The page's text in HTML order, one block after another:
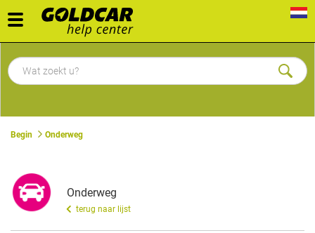
Toggle
navigation
Begin Onderweg
Onderweg
terug naar lijst